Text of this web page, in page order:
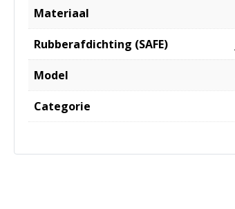
Materiaal
Rubberafdichting (SAFE)
Model
Categorie